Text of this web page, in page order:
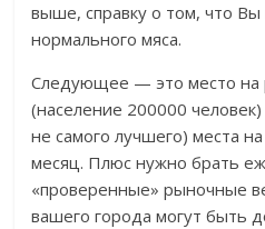
выше, справку о том, что
нормального мяса.
Следующее — это место на
(население 200000
не самого лучшего) места
месяц. Плюс нужно брать
«проверенные» рыночные
вашего города могут быть